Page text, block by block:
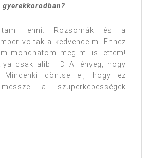
lenni. Rozsomák és a
voltak a kedvenceim. Ehhez
mondhatom meg mi is lettem!
csak alibi. :D A lényeg, hogy
Mindenki döntse el, hogy ez
a szuperképességek